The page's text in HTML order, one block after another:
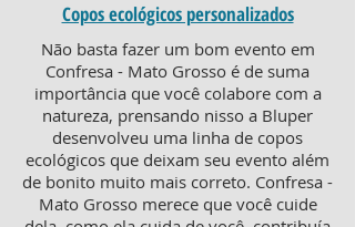
Copos ecológicos personalizados
Não basta fazer um bom evento em
Confresa - Mato Grosso é de suma
importância que você colabore com a
natureza, prensando nisso a Bluper
desenvolveu uma linha de copos
ecológicos que deixam seu evento além
de bonito muito mais correto. Confresa -
Mato Grosso merece que você cuide